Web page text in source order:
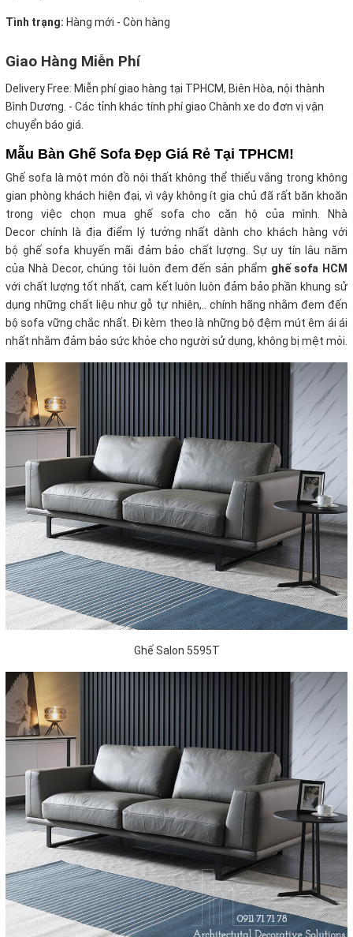
Tình trạng: Hàng mới - Còn hàng
Giao Hàng Miễn Phí
Delivery Free: Miễn phí giao hàng tại TPHCM, Biên Hòa, nội thành
Bình Dương. - Các tỉnh khác tính phí giao Chành xe do đơn vị vận
chuyển báo giá.
Mẫu Bàn Ghế Sofa Đẹp Giá Rẻ Tại TPHCM!
Ghế sofa là một món đồ nội thất không thể thiếu vắng trong không
gian phòng khách hiện đại, vì vậy không ít gia chủ đã rất băn khoăn
trong việc chọn mua ghế sofa cho căn hộ của mình. Nhà
Decor chính là địa điểm lý tưởng nhất dành cho khách hàng với
bộ ghế sofa khuyến mãi đảm bảo chất lượng. Sự uy tín lâu năm
của Nhà Decor, chúng tôi luôn đem đến sản phẩm ghế sofa HCM
với chất lượng tốt nhất, cam kết luôn luôn đảm bảo phần khung sử
dụng những chất liệu như gỗ tự nhiên,.. chính hãng nhằm đem đến
bộ sofa vững chắc nhất. Đi kèm theo là những bộ đệm mút êm ái ái
nhất nhằm đảm bảo sức khỏe cho người sử dụng, không bị mệt mỏi.
Ghế Salon 5595T